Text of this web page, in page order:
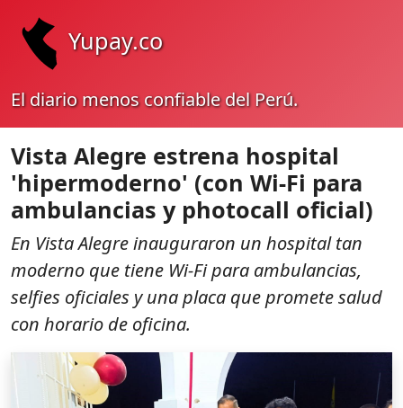
Yupay.co
El diario menos confiable del Perú.
Vista Alegre estrena hospital
'hipermoderno' (con Wi‑Fi para
ambulancias y photocall oficial)
En Vista Alegre inauguraron un hospital tan
moderno que tiene Wi‑Fi para ambulancias,
selfies oficiales y una placa que promete salud
con horario de oficina.